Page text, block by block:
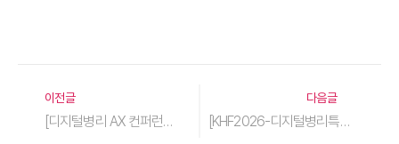
이전글
[디지털병리 AX 컨퍼런스 26] PROGRAM (업데이트: 8월 03일)
다음글
[KHF2026-디지털병리특별관] 디지털병리 AX 컨퍼런스 26 개최 (일정: 2026년 8월 19일-21일, COEX)